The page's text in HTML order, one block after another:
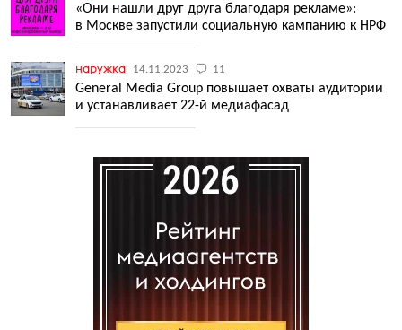
«Они нашли друг друга благодаря рекламе»:
в Москве запустили социальную кампанию к НРФ
наружка 14.11.2023 11
General Media Group повышает охваты аудитории
и устанавливает 22-й медиафасад